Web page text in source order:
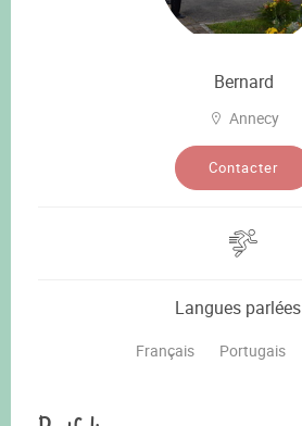
Bernard
Annecy
Contacter
Langues parlées
Français Portugais